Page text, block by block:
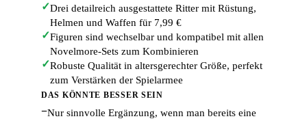
✓Drei detailreich ausgestattete Ritter mit Rüstung,
Helmen und Waffen für 7,99 €
✓Figuren sind wechselbar und kompatibel mit allen
Novelmore-Sets zum Kombinieren
✓Robuste Qualität in altersgerechter Größe, perfekt
zum Verstärken der Spielarmee
DAS KÖNNTE BESSER SEIN
−Nur sinnvolle Ergänzung, wenn man bereits eine